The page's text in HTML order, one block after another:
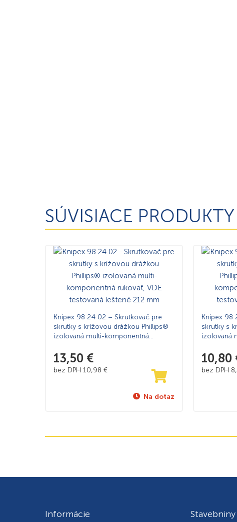
SÚVISIACE PRODUKTY
Knipex 98 24 02 – Skrutkovač pre
skrutky s krížovou drážkou Phillips®
izolovaná multi-komponentná
mm
13,50 €
bez DPH 10,98 €
Na dotaz
Knipex 98
skrutky s
izolovaná
mm
10,80
bez DPH
Informácie Stavebniny